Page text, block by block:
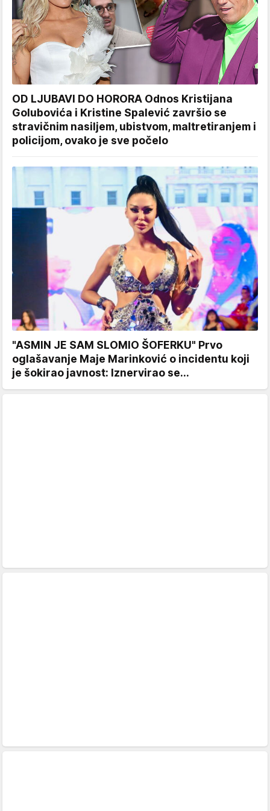
OD LJUBAVI DO HORORA Odnos Kristijana
Golubovića i Kristine Spalević završio se
stravičnim nasiljem, ubistvom, maltretiranjem i
policijom, ovako je sve počelo
"ASMIN JE SAM SLOMIO ŠOFERKU" Prvo
oglašavanje Maje Marinković o incidentu koji
je šokirao javnost: Iznervirao se...